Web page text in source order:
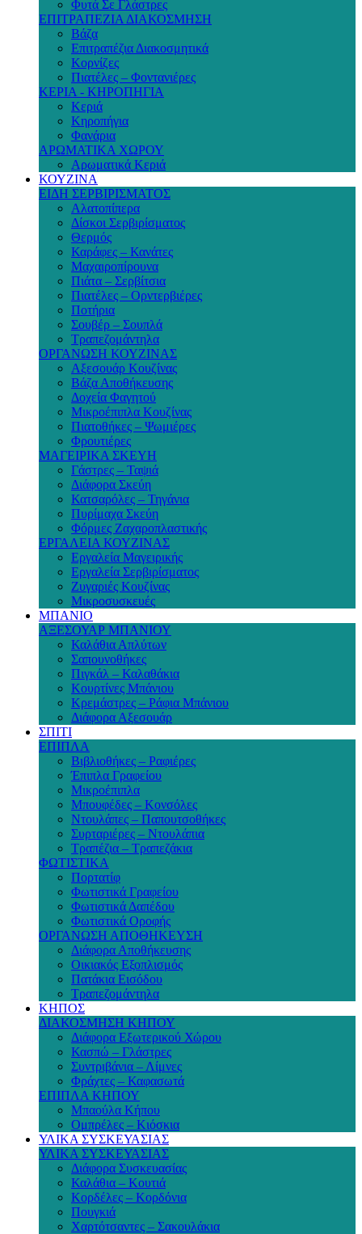
Φυτά Σε Γλάστρες
ΕΠΙΤΡΑΠΕΖΙΑ ΔΙΑΚΟΣΜΗΣΗ
Βάζα
Επιτραπέζια Διακοσμητικά
Κορνίζες
Πιατέλες – Φοντανιέρες
ΚΕΡΙΑ - ΚΗΡΟΠΗΓΙΑ
Κεριά
Κηροπήγια
Φανάρια
ΑΡΩΜΑΤΙΚΑ ΧΩΡΟΥ
Αρωματικά Κεριά
ΚΟΥΖΙΝΑ
ΕΙΔΗ ΣΕΡΒΙΡΙΣΜΑΤΟΣ
Αλατοπίπερα
Δίσκοι Σερβιρίσματος
Θερμός
Καράφες – Κανάτες
Μαχαιροπίρουνα
Πιάτα – Σερβίτσια
Πιατέλες – Ορντερβιέρες
Ποτήρια
Σουβέρ – Σουπλά
Τραπεζομάντηλα
ΟΡΓΑΝΩΣΗ ΚΟΥΖΙΝΑΣ
Αξεσουάρ Κουζίνας
Βάζα Αποθήκευσης
Δοχεία Φαγητού
Μικροέπιπλα Κουζίνας
Πιατοθήκες – Ψωμιέρες
Φρουτιέρες
ΜΑΓΕΙΡΙΚΑ ΣΚΕΥΗ
Γάστρες – Ταψιά
Διάφορα Σκεύη
Κατσαρόλες – Τηγάνια
Πυρίμαχα Σκεύη
Φόρμες Ζαχαροπλαστικής
ΕΡΓΑΛΕΙΑ ΚΟΥΖΙΝΑΣ
Εργαλεία Μαγειρικής
Εργαλεία Σερβιρίσματος
Ζυγαριές Κουζίνας
Μικροσυσκευές
ΜΠΑΝΙΟ
ΑΞΕΣΟΥΑΡ ΜΠΑΝΙΟΥ
Καλάθια Απλύτων
Σαπουνοθήκες
Πιγκάλ – Καλαθάκια
Κουρτίνες Μπάνιου
Κρεμάστρες – Ράφια Μπάνιου
Διάφορα Αξεσουάρ
ΣΠΙΤΙ
ΕΠΙΠΛΑ
Βιβλιοθήκες – Ραφιέρες
Έπιπλα Γραφείου
Μικροέπιπλα
Μπουφέδες – Κονσόλες
Ντουλάπες – Παπουτσοθήκες
Συρταριέρες – Ντουλάπια
Τραπέζια – Τραπεζάκια
ΦΩΤΙΣΤΙΚΑ
Πορτατίφ
Φωτιστικά Γραφείου
Φωτιστικά Δαπέδου
Φωτιστικά Οροφής
ΟΡΓΑΝΩΣΗ ΑΠΟΘΗΚΕΥΣΗ
Διάφορα Αποθήκευσης
Οικιακός Εξοπλισμός
Πατάκια Εισόδου
Τραπεζομάντηλα
ΚΗΠΟΣ
ΔΙΑΚΟΣΜΗΣΗ ΚΗΠΟΥ
Διάφορα Εξωτερικού Χώρου
Κασπώ – Γλάστρες
Συντριβάνια – Λίμνες
Φράχτες – Καφασωτά
ΕΠΙΠΛΑ ΚΗΠΟΥ
Μπαούλα Κήπου
Ομπρέλες – Κιόσκια
ΥΛΙΚΑ ΣΥΣΚΕΥΑΣΙΑΣ
ΥΛΙΚΑ ΣΥΣΚΕΥΑΣΙΑΣ
Διάφορα Συσκευασίας
Καλάθια – Κουτιά
Κορδέλες – Κορδόνια
Πουγκιά
Χαρτότσαντες – Σακουλάκια